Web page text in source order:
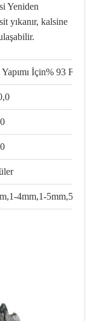
Yeniden
yıkanır, kalsine
İçin% 93 FC
4mm,1-5mm,5-